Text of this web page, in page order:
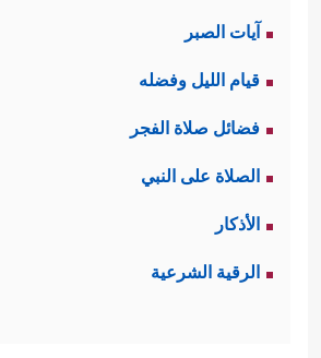
آيات الصبر
قيام الليل وفضله
فضائل صلاة الفجر
الصلاة على النبي
الأذكار
الرقية الشرعية